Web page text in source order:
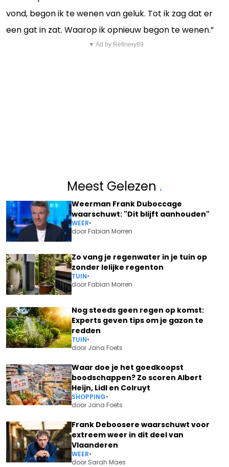
vond, begon ik te wenen van geluk. Tot ik zag dat er
een gat in zat. Waarop ik opnieuw begon te wenen.”
▼ Ad by Refinery89
Meest Gelezen .
Weerman Frank Duboccage
waarschuwt: "Dit blijft aanhouden"
WEER•
doorFabian Morren
Zo vang je regenwater in je tuin op
zonder lelijke regenton
TUIN•
doorFabian Morren
Nog steeds geen regen op komst:
Experts geven tips om je gazon te
redden
TUIN•
door Jana Foets
Waar doe je het goedkoopst
boodschappen? Zo scoren Albert
Heijn, Lidl en Colruyt
SHOPPING•
door Jana Foets
Frank Deboosere waarschuwt voor
extreem weer in dit deel van
Vlaanderen
WEER•
door Sarah Maes